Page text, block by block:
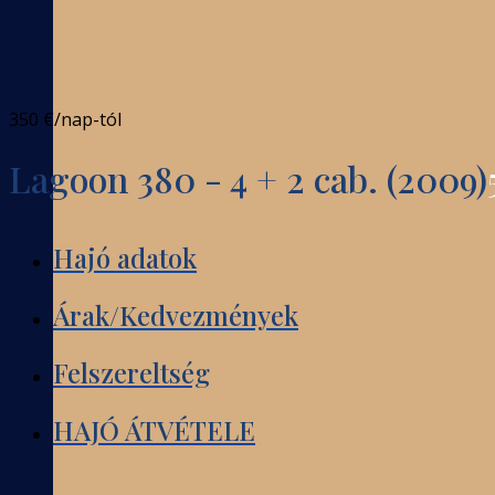
350 €/nap-tól
Lagoon 380 - 4 + 2 cab. (2009)
Hajó adatok
Árak/Kedvezmények
Felszereltség
HAJÓ ÁTVÉTELE